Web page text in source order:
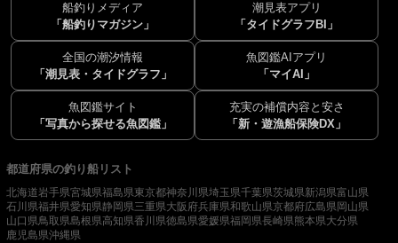
船釣りメディア
「船釣りマガジン」
潮見表アプリ
「タイドグラフBI」
全国の潮汐情報
「潮見表・タイドグラフ」
魚図鑑AIアプリ
「マイAI」
魚図鑑サイト
「写真から探せる魚図鑑」
充実の補償内容と安さ
「新・遊漁船保険DX」
都道府県の釣り船リスト
北海道岩手県宮城県福島県東京都神奈川県埼玉県千葉県茨城県新潟県富山県
石川県福井県愛知県静岡県三重県大阪府兵庫県和歌山県京都府広島県岡山県
山口県鳥取県島根県高知県香川県徳島県愛媛県福岡県長崎県熊本県大分県
鹿児島県沖縄県